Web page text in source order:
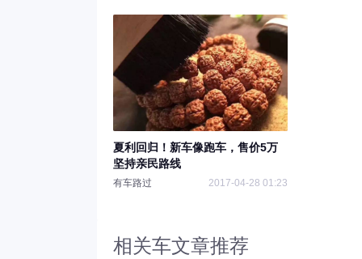
夏利回归！新车像跑车，售价5万
坚持亲民路线
有车路过 2017-04-28 01:23
相关车文章推荐